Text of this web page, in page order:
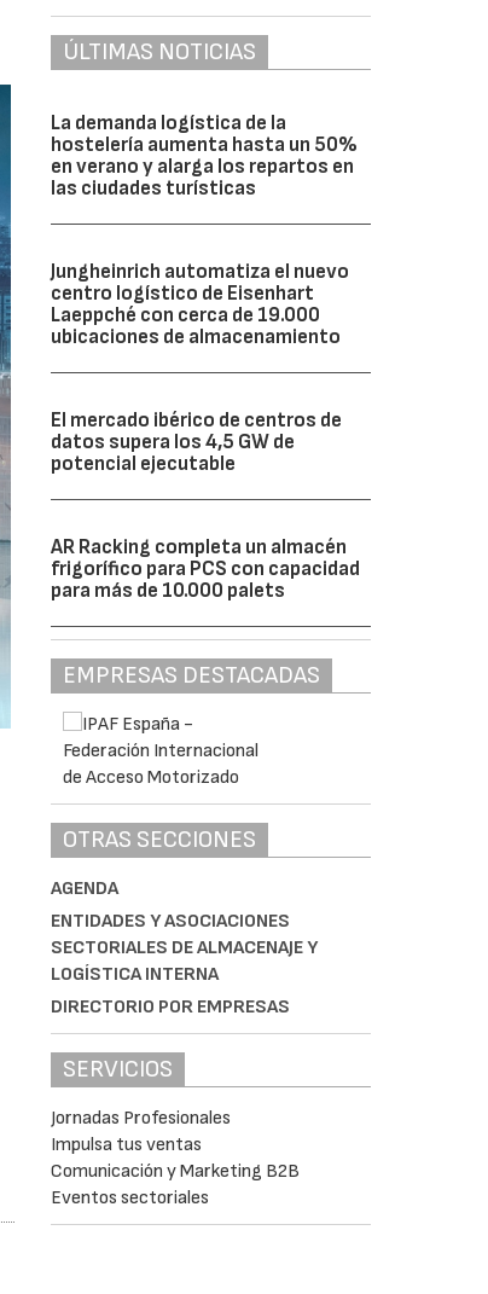
ÚLTIMAS NOTICIAS
La demanda logística de la
hostelería aumenta hasta un 50%
en verano y alarga los repartos en
las ciudades turísticas
Jungheinrich automatiza el nuevo
centro logístico de Eisenhart
Laeppché con cerca de 19.000
ubicaciones de almacenamiento
El mercado ibérico de centros de
datos supera los 4,5 GW de
potencial ejecutable
AR Racking completa un almacén
frigorífico para PCS con capacidad
para más de 10.000 palets
EMPRESAS DESTACADAS
OTRAS SECCIONES
AGENDA
ENTIDADES Y ASOCIACIONES
SECTORIALES DE ALMACENAJE Y
LOGÍSTICA INTERNA
DIRECTORIO POR EMPRESAS
SERVICIOS
Jornadas Profesionales
Impulsa tus ventas
Comunicación y Marketing B2B
Eventos sectoriales